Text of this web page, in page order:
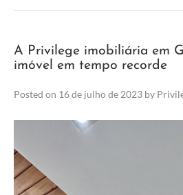
A Privilege imobiliária em
imóvel em tempo recorde
Posted on 16 de julho de 2023 by